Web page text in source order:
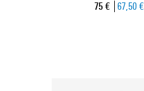
Prix ​​actuel
75 € 67,50 €